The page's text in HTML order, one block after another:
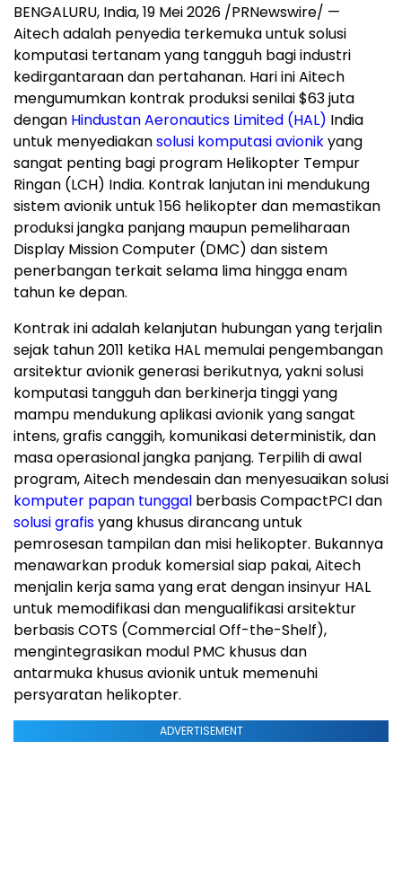
BENGALURU, India,19 Mei 2026 /PRNewswire/ —
Aitech adalah penyedia terkemuka untuk solusi
komputasi tertanam yang tangguh bagi industri
kedirgantaraan dan pertahanan. Hari ini Aitech
mengumumkan kontrak produksi senilai $63 juta
dengan Hindustan Aeronautics Limited (HAL) India
untuk menyediakansolusi komputasi avionikyang
sangat penting bagi program Helikopter Tempur
Ringan (LCH) India. Kontrak lanjutan ini mendukung
sistem avionik untuk 156 helikopter dan memastikan
produksi jangka panjang maupun pemeliharaan
Display Mission Computer (DMC) dan sistem
penerbangan terkait selama lima hingga enam
tahun ke depan.
Kontrak ini adalah kelanjutan hubungan yang terjalin
sejak tahun 2011 ketika HAL memulai pengembangan
arsitektur avionik generasi berikutnya, yakni solusi
komputasi tangguh dan berkinerja tinggi yang
mampu mendukung aplikasi avionik yang sangat
intens, grafis canggih, komunikasi deterministik, dan
masa operasional jangka panjang. Terpilih di awal
program, Aitech mendesain dan menyesuaikan solusi
komputer papan tunggal berbasis CompactPCI dan
solusi grafisyang khusus dirancang untuk
pemrosesan tampilan dan misi helikopter. Bukannya
menawarkan produk komersial siap pakai, Aitech
menjalin kerja sama yang erat dengan insinyur HAL
untuk memodifikasi dan mengualifikasi arsitektur
berbasis COTS (Commercial Off-the-Shelf),
mengintegrasikan modul PMC khusus dan
antarmuka khusus avionik untuk memenuhi
persyaratan helikopter.
ADVERTISEMENT